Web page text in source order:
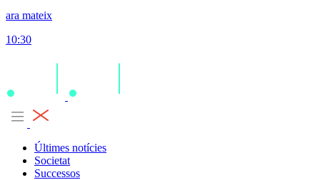
ara mateix
10:30
Últimes notícies
Societat
Successos